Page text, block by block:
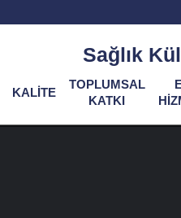
Sağlık
KALİTE
TOPLUMSAL
KATKI